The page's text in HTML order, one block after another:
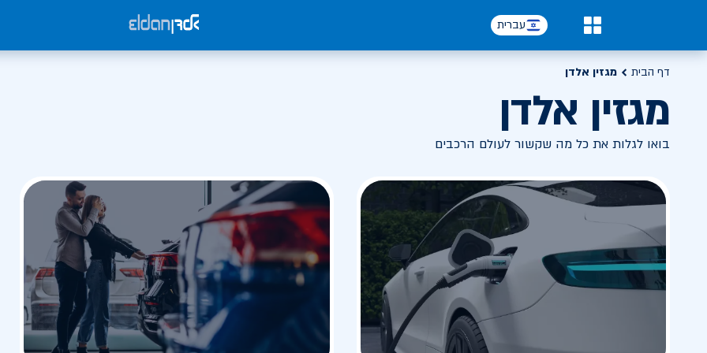
עברית
דף הבית מגזין אלדן
מגזין אלדן
בואו לגלות את כל מה שקשור לעולם הרכבים